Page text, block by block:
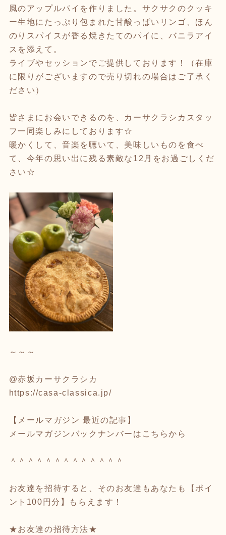
風のアップルパイを作りました。サクサクのクッキ
ー生地にたっぷり包まれた甘酸っぱいリンゴ、ほん
のりスパイスが香る焼きたてのパイに、バニラアイ
スを添えて。
ライブやセッションでご提供しております！（在庫
に限りがございますので売り切れの場合はご了承く
ださい）
皆さまにお会いできるのを、カーサクラシカスタッ
フ一同楽しみにしております☆
暖かくして、音楽を聴いて、美味しいものを食べ
て、今年の思い出に残る素敵な 12 月をお過ごしくだ
さい☆
～～～
@赤坂カーサクラシカ
https://casa-classica.jp/
【メールマガジン 最近の記事】
メールマガジンバックナンバーは こちらから
＾＾＾＾＾＾＾＾＾＾＾＾＾
お友達を招待すると、そのお友達もあなたも【ポイ
ント100円分】もらえます！
★お友達の招待方法★